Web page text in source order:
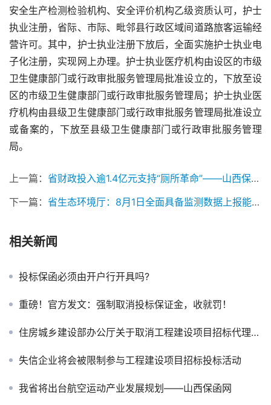
安全生产检测检验机构、安全评价机构乙级资质认可，护士
执业注册，省际、市际、毗邻县行政区域间道路旅客运输经
营许可。其中，护士执业注册下放后，全面实施护士执业电
子化注册，实现网上办理。护士执业医疗机构由设区的市级
卫生健康部门或行政审批服务管理局批准设立的，下放至设
区的市级卫生健康部门或行政审批服务管理局；护士执业医
疗机构由县级卫生健康部门或行政审批服务管理局批准设立
或备案的，下放至县级卫生健康部门或行政审批服务管理
局。
上一篇： 省财政投入逾1.4亿元支持“厕所革命”——山西保函网
下一篇： 省生态环境厅：8月1日全面具备监测数据上报能力——山西保函网
相关新闻
投标保函必须由开户行开具吗?
重磅！官方发文：强制取消投标保证金，收就罚！
住房城乡建设部办公厅关于取消工程建设项目招标代理机构资格认定加强事中事后监管的通知
失信企业将会被限制参与工程建设项目招标投标活动
我省将出台航空运动产业发展规划——山西保函网